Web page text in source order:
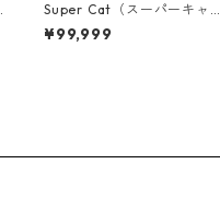
Super Cat（スーパーキャッ
ト） - Don Dada【7inch】
¥99,999